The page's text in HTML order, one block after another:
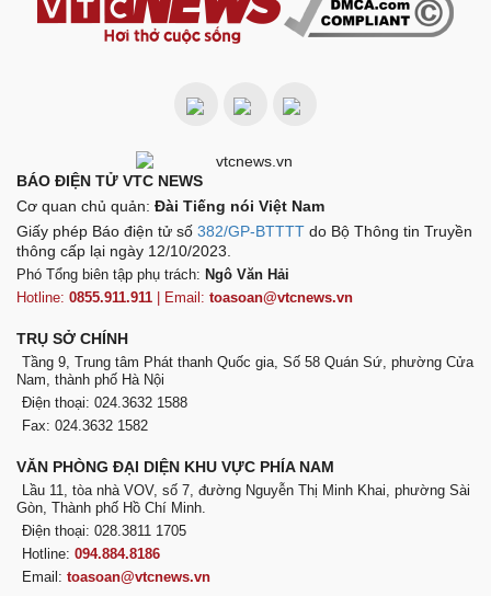
BÁO ĐIỆN TỬ VTC NEWS
Cơ quan chủ quản: Đài Tiếng nói Việt Nam
Giấy phép Báo điện tử số 382/GP-BTTTT do Bộ Thông tin Truyền
thông cấp lại ngày 12/10/2023.
Phó Tổng biên tập phụ trách: Ngô Văn Hải
Hotline: 0855.911.911 | Email: toasoan@vtcnews.vn
TRỤ SỞ CHÍNH
Tầng 9, Trung tâm Phát thanh Quốc gia, Số 58 Quán Sứ, phường Cửa
Nam, thành phố Hà Nội
Điện thoại: 024.3632 1588
Fax: 024.3632 1582
VĂN PHÒNG ĐẠI DIỆN KHU VỰC PHÍA NAM
Lầu 11, tòa nhà VOV, số 7, đường Nguyễn Thị Minh Khai, phường Sài
Gòn, Thành phố Hồ Chí Minh.
Điện thoại: 028.3811 1705
Hotline: 094.884.8186
Email: toasoan@vtcnews.vn